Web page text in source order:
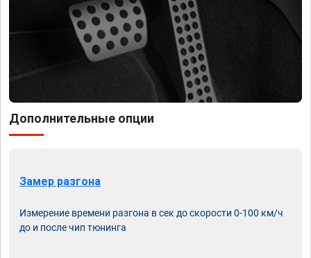
Дополнительные опции
Замер разгона
Измерение времени разгона в сек до скорости 0-100 км/ч
до и после чип тюнинга